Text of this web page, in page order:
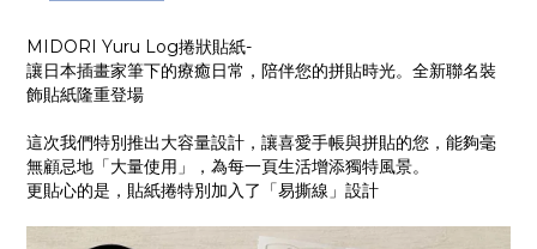
MIDORI Yuru Log捲狀貼紙-
讓日本插畫家筆下的療癒日常，陪伴您的拼貼時光。全新聯名裝
飾貼紙隆重登場
這次我們特別推出大容量設計，讓喜愛手帳與拼貼的您，能夠毫
無顧忌地「大量使用」，為每一頁生活增添獨特風景。
更貼心的是，貼紙捲特別加入了「易撕線」設計